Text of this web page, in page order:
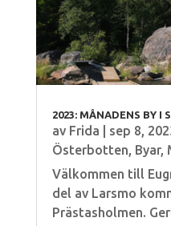
2023: MÅNADENS BY I
av Frida sep 8,
Österbotten Byar,
Välkommen till
del av Larsmo
Prästasholmen.